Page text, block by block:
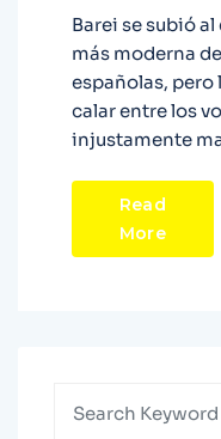
Barei se subió
más moderna
españolas,
calar entre los
injustamente
Read
More